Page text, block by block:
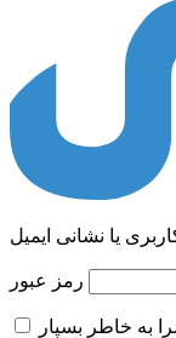
یا نشانی ایمیل
رمز عبور
به خاطر بسپار